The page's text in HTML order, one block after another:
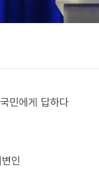
민에게 답하다
인